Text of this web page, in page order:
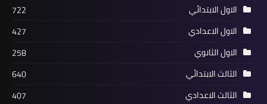
الاول الابتدائي
722
الاول الاعدادي
427
الاول الثانوي
258
الثالث الابتدائي
640
الثالث الاعدادي
407